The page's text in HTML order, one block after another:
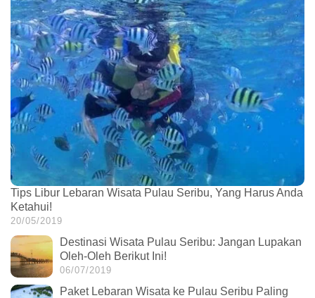
Tips Libur Lebaran Wisata Pulau Seribu, Yang Harus Anda
Ketahui!
20/05/2019
Destinasi Wisata Pulau Seribu: Jangan Lupakan
Oleh-Oleh Berikut Ini!
06/07/2019
Paket Lebaran Wisata ke Pulau Seribu Paling